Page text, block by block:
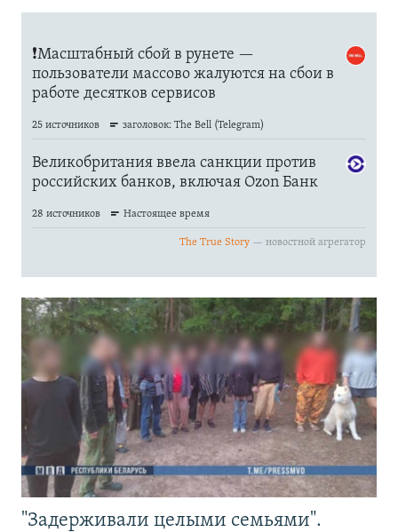
"Задерживали целыми семьями".